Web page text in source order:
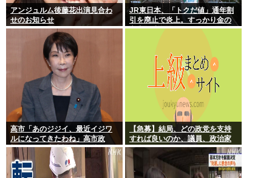
アンジュルム後藤花出演見合わ
せのお知らせ
JR東日本、「トクだ値」通年割
引を廃止で炎上。すっかり金の
亡者と成り下がったな
高市「あのジジイ、最近イジワ
ルになってきたわね」高市政
権、ついに麻生切り！嫌儲はど
っちにつくの
【急募】結局、どの政党を支持
すれば良いのか、議員、政治家
は全員悪か